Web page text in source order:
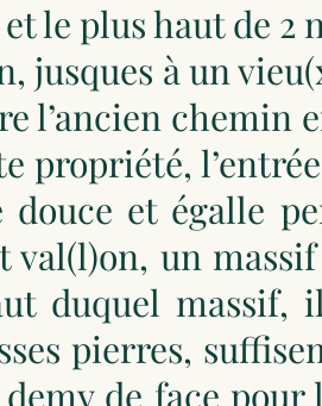
le plus haut de 2
jusques à un
l’ancien chemin
propriété,
et égalle
un
duquel massif,
pierres,
de face pour